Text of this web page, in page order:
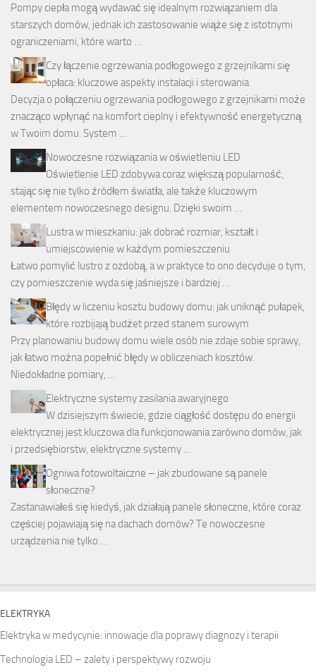
Pompy ciepła mogą wydawać się idealnym rozwiązaniem dla
starszych domów, jednak ich zastosowanie wiąże się z istotnymi
ograniczeniami, które warto …
Czy łączenie ogrzewania podłogowego z grzejnikami się
opłaca: kluczowe aspekty instalacji i sterowania
Decyzja o połączeniu ogrzewania podłogowego z grzejnikami może
znacząco wpłynąć na komfort cieplny i efektywność energetyczną
w Twoim domu. System …
Nowoczesne rozwiązania w oświetleniu LED
Oświetlenie LED zdobywa coraz większą popularność,
stając się nie tylko źródłem światła, ale także kluczowym
elementem nowoczesnego designu. Dzięki swoim …
Lustra w mieszkaniu: jak dobrać rozmiar, kształt i
umiejscowienie w każdym pomieszczeniu
Łatwo pomylić lustro z ozdobą, a w praktyce to ono decyduje o tym,
czy pomieszczenie wyda się jaśniejsze i bardziej …
Błędy w liczeniu kosztu budowy domu: jak uniknąć pułapek,
które rozbijają budżet przed stanem surowym
Przy planowaniu budowy domu wiele osób nie zdaje sobie sprawy,
jak łatwo można popełnić błędy w obliczeniach kosztów.
Niedokładne pomiary, …
Elektryczne systemy zasilania awaryjnego
W dzisiejszym świecie, gdzie ciągłość dostępu do energii
elektrycznej jest kluczowa dla funkcjonowania zarówno domów, jak
i przedsiębiorstw, elektryczne systemy …
Ogniwa fotowoltaiczne – jak zbudowane są panele
słoneczne?
Zastanawiałeś się kiedyś, jak działają panele słoneczne, które coraz
częściej pojawiają się na dachach domów? Te nowoczesne
urządzenia nie tylko …
ELEKTRYKA
Elektryka w medycynie: innowacje dla poprawy diagnozy i terapii
Technologia LED – zalety i perspektywy rozwoju